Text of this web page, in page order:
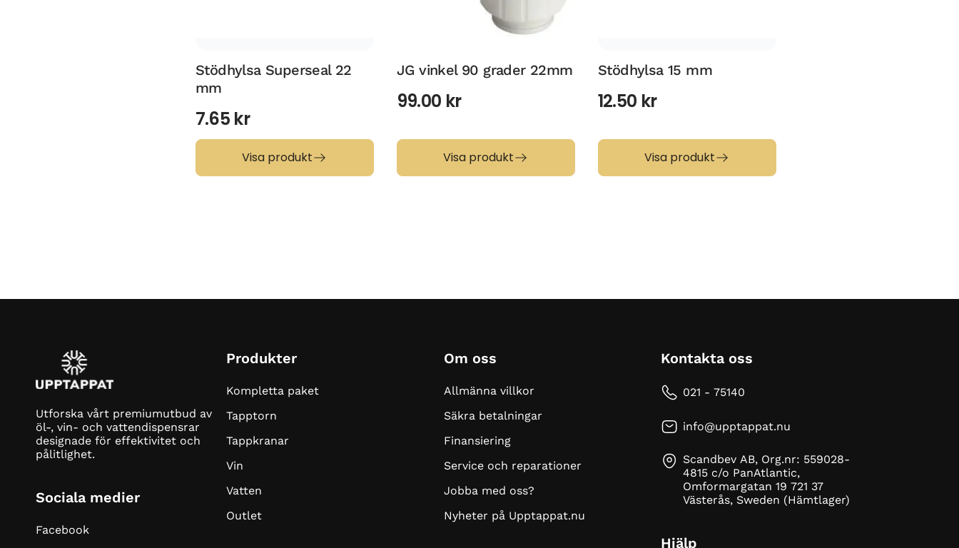
Stödhylsa Superseal 22
mm
7.65 kr
Visa produkt
JG vinkel 90 grader 22mm
99.00 kr
Visa produkt
Stödhylsa 15 mm
12.50 kr
Visa produkt
Utforska vårt premiumutbud av
öl-, vin- och vattendispensrar
designade för effektivitet och
pålitlighet.
Sociala medier
Facebook
Produkter
Kompletta paket
Tapptorn
Tappkranar
Vin
Vatten
Outlet
Om oss
Allmänna villkor
Säkra betalningar
Finansiering
Service och reparationer
Jobba med oss?
Nyheter på Upptappat.nu
Kontakta oss
021 - 75140
info@upptappat.nu
Scandbev AB, Org.nr: 559028-
4815 c/o PanAtlantic,
Omformargatan 19 721 37
Västerås, Sweden (Hämtlager)
Hjälp